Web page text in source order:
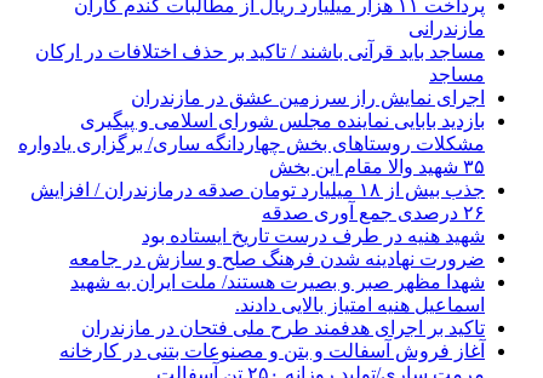
پرداخت ۱۱ هزار میلیارد ریال از مطالبات گندم کاران
مازندرانی
مساجد باید قرآنی باشند / تاکید بر حذف اختلافات در ارکان
مساجد
اجرای نمایش راز سرزمین عشق در مازندران
بازدید بابایی نماینده مجلس شورای اسلامی و پیگیری
مشکلات روستاهای بخش چهاردانگه ساری/ برگزاری یادواره
۳۵ شهید والا مقام این بخش
جذب بیش از ۱۸ میلیارد تومان صدقه درمازندران / افزایش
۲۶ درصدی جمع آوری صدقه
شهید هنیه در طرف درست تاریخ ایستاده بود
ضرورت نهادینه شدن فرهنگ صلح و سازش در جامعه
شهدا مظهر صبر و بصیرت هستند/ ملت ایران به شهید
اسماعیل هنیه امتیاز بالایی دادند.
تاکید بر اجرای هدفمند طرح ملی فتحان در مازندران
آغاز فروش آسفالت و بتن و مصنوعات بتنی در کارخانه
مِرمِت ساری/تولید روزانه ۲۵۰ تن آسفالت